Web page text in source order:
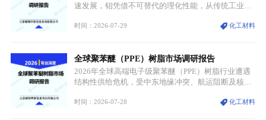
速发展，钼凭借不可替代的理化性能，从传统工业金
需格局重构、价值体系重估的新阶段。钼是典型难熔
贯穿传统工业、高端制造、军工、新能源等多个核心
产业，成为现代工业体系中不可或缺的基础材料。
时间：2026-07-29 化工材料
全球聚苯醚（PPE）树脂市场调研报告
2026年全球高端电子级聚苯醚（PPE）树脂行业遭遇
结构性供给危机，受中东地缘冲突、航运阻断及核心
停产，行业长期维持寡头垄断的供应链格局彻底瓦
时间：2026-07-28 化工材料